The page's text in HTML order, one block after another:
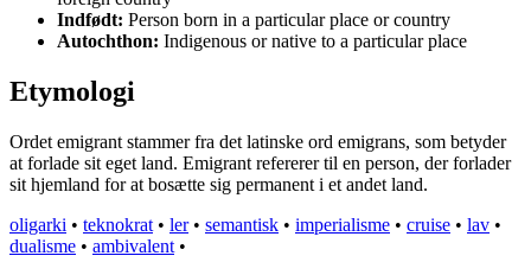
Indfødt: Person born in a particular place or country
Autochthon: Indigenous or native to a particular place
Etymologi
Ordet emigrant stammer fra det latinske ord emigrans, som betyder
at forlade sit eget land. Emigrant refererer til en person, der forlader
sit hjemland for at bosætte sig permanent i et andet land.
oligarki • teknokrat • ler• semantisk • imperialisme • cruise • lav •
dualisme • ambivalent •